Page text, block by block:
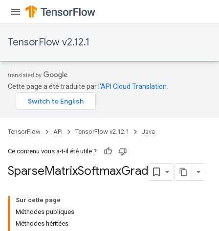
TensorFlow v2.12.1
Cette page a été traduite par l'API Cloud Translation
TensorFlow API TensorFlow v2.12.1 Java
Ce contenu vous a-t-il été utile ?
SparseMatrixSoftmaxGrad
Sur cette page
Méthodes publiques
Méthodes héritées